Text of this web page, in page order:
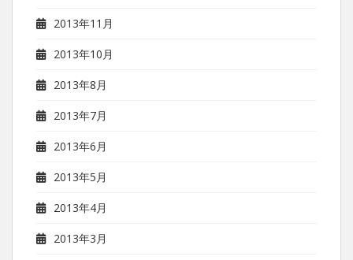
2013年11月
2013年10月
2013年8月
2013年7月
2013年6月
2013年5月
2013年4月
2013年3月